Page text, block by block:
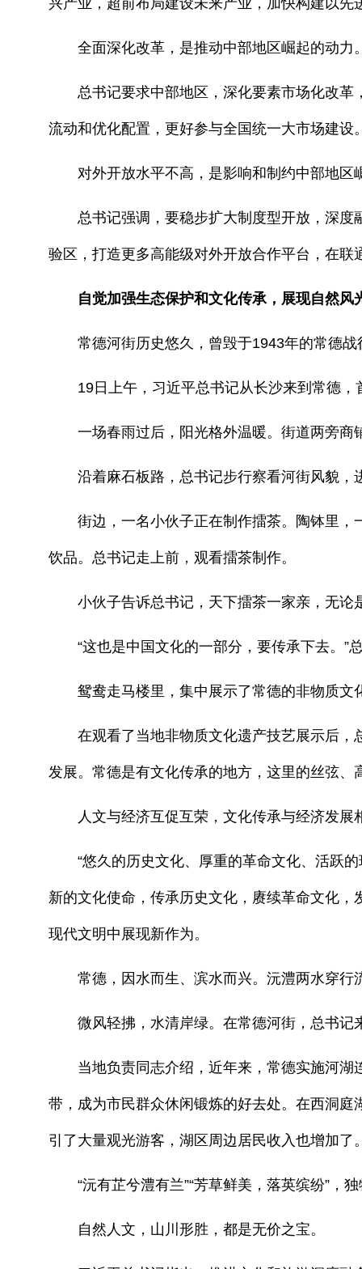
全面深化改革，是推动中部地区崛起的动力
总书记要求中部地区，深化要素市场化改革
流动和优化配置，更好参与全国统一大市场建设
对外开放水平不高，是影响和制约中部地区
总书记强调，要稳步扩大制度型开放，深度
验区，打造更多高能级对外开放合作平台，在
自觉加强生态保护和文化传承，展现自然风
常德河街历史悠久，曾毁于1943年的常德战
19日上午，习近平总书记从长沙来到常德，
一场春雨过后，阳光格外温暖。街道两旁商
沿着麻石板路，总书记步行察看河街风貌，
街边，一名小伙子正在制作擂茶。陶钵里，
饮品。总书记走上前，观看擂茶制作。
小伙子告诉总书记，天下擂茶一家亲，无论
“这也是中国文化的一部分，要传承下去。”
鸳鸯走马楼里，集中展示了常德的非物质文
在观看了当地非物质文化遗产技艺展示后，
发展。常德是有文化传承的地方，这里的丝弦
人文与经济互促互荣，文化传承与经济发展
“悠久的历史文化、厚重的革命文化、活跃的
新的文化使命，传承历史文化，赓续革命文化
现代文明中展现新作为。
常德，因水而生、滨水而兴。沅澧两水穿行
微风轻拂，水清岸绿。在常德河街，总书记
当地负责同志介绍，近年来，常德实施河湖
带，成为市民群众休闲锻炼的好去处。在西洞
引了大量观光游客，湖区周边居民收入也增加了
“沅有芷兮澧有兰”“芳草鲜美，落英缤纷”，
自然人文，山川形胜，都是无价之宝。